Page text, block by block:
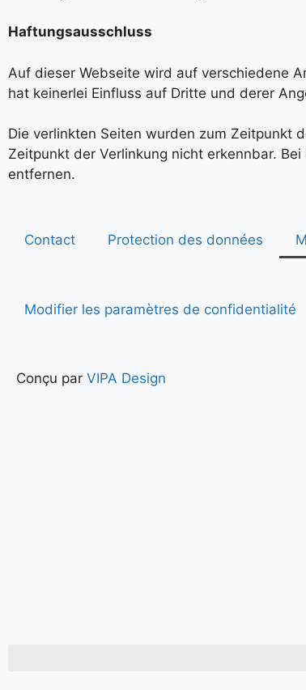
Haftungsausschluss
Auf dieser Webseite wird auf verschiedene
hat keinerlei Einfluss auf Dritte und derer
Die verlinkten Seiten wurden zum Zeitpunkt
Zeitpunkt der Verlinkung nicht erkennbar.
entfernen.
Contact Protection des données
Modifier les paramètres de confidentialité
Conçu par VIPA Design